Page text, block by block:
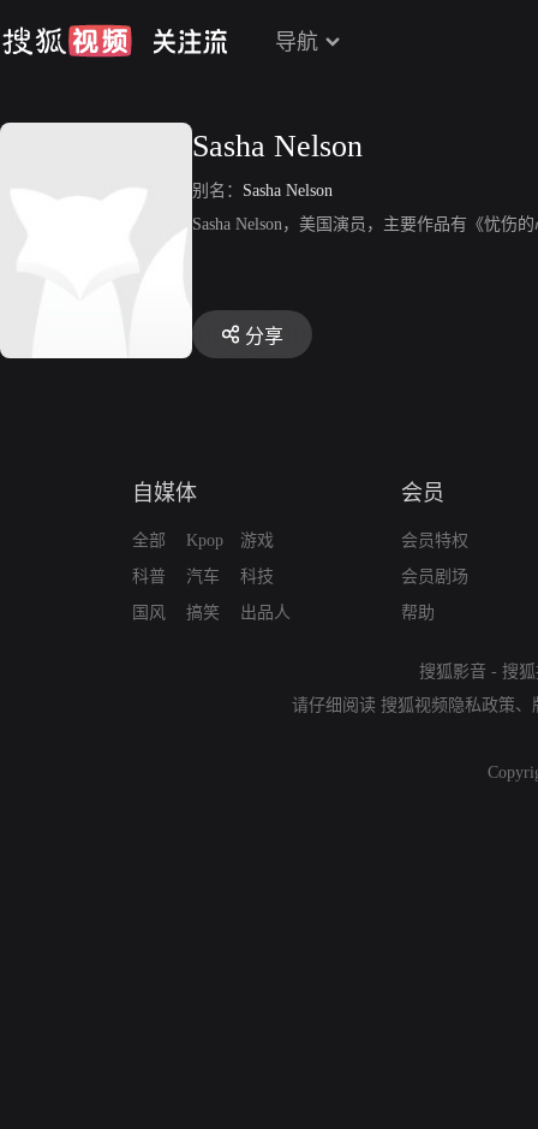
导航
Sasha Nelson
别名： Sasha Nelson
Sasha Nelson，美国演员，主要作品有《忧伤
分享
自媒体
全部
科普
国风
Kpop
汽车
搞笑
游戏
科技
出品人
会员
会员特权
会员剧场
帮助
搜狐影音 - 搜
请仔细阅读 搜狐视频隐私政策、